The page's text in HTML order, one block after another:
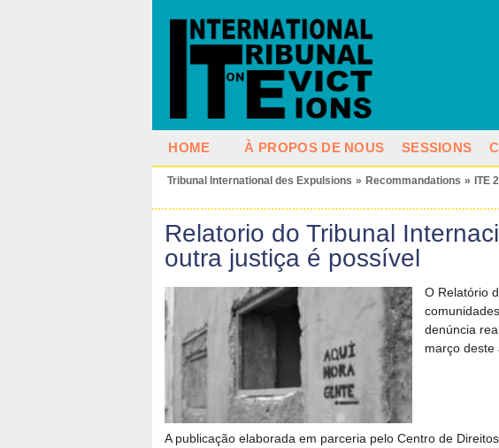
HOME À PROPOS DE NOUS SESSIONS
Tribunal International des Expulsions » Recommandations » ITE
Relatorio do Tribunal
outra justiça é possível
O Relatório
denúncia
março deste
A publicação elaborada em parceria pelo Centro de